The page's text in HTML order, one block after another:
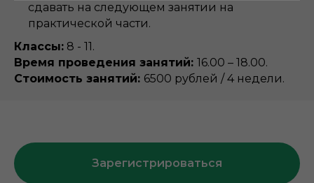
сдавать на следующем занятии на
практической части.
Классы: 8 - 11.
Время проведения занятий: 16.00 – 18.00.
Стоимость занятий: 6500 рублей / 4 недели.
Зарегистрироваться